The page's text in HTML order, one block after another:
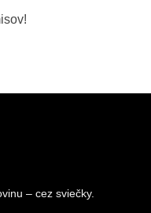
– cez sviečky.